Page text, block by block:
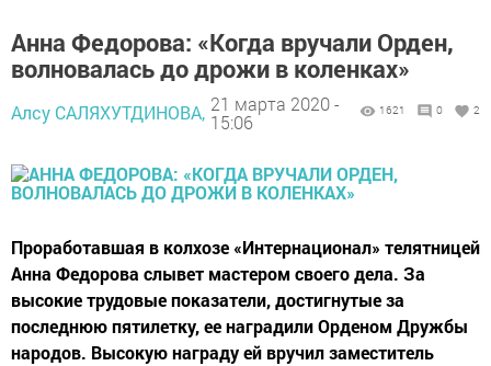
Анна Федорова: «Когда вручали Орден,
волновалась до дрожи в коленках»
Алсу САЛЯХУТДИНОВА, 21 марта 2020 -
15:06
1621 0 2
Проработавшая в колхозе «Интернационал» телятницей
Анна Федорова слывет мастером своего дела. За
высокие трудовые показатели, достигнутые за
последнюю пятилетку, ее наградили Орденом Дружбы
народов. Высокую награду ей вручил заместитель